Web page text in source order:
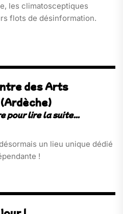
les climatosceptiques
flots de désinformation.
des Arts
un lieu unique dédié
!